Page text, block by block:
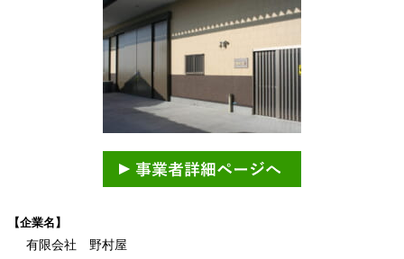
【企業名】
有限会社 野村屋